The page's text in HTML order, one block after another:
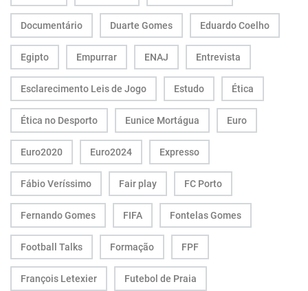
Documentário Duarte Gomes Eduardo Coelho
Egipto Empurrar ENAJ Entrevista
Esclarecimento Leis de Jogo Estudo Ética
Ética no Desporto Eunice Mortágua Euro
Euro2020 Euro2024 Expresso
Fábio Veríssimo Fair play FC Porto
Fernando Gomes FIFA Fontelas Gomes
Football Talks Formação FPF
François Letexier Futebol de Praia